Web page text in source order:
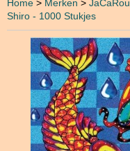
Home > Merken > JaCaRou
Shiro - 1000 Stukjes